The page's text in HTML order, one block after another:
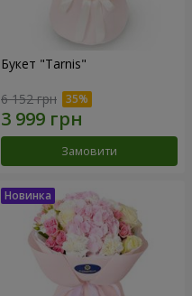
Букет "Tarnis"
6 152 грн
Замовити